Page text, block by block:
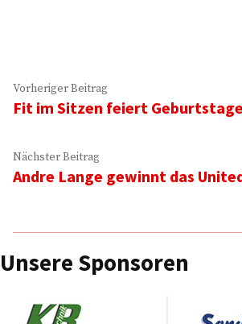
Beitragsnavigation
Vorheriger Beitrag
Beitrag:
Fit im Sitzen feiert
Nächster Beitrag
Beitrag:
Andre Lange gewinnt das
Unsere Sponsoren